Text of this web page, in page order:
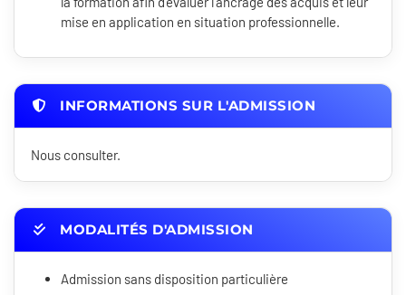
mise en application en situation professionnelle.
INFORMATIONS SUR L'ADMISSION
Nous consulter.
MODALITÉS D'ADMISSION
Admission sans disposition particulière